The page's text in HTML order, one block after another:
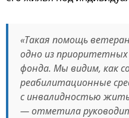
«Такая помощь
одно из
фонда. Мы видим, как
реабилитационные
с инвалидностью
— отметила